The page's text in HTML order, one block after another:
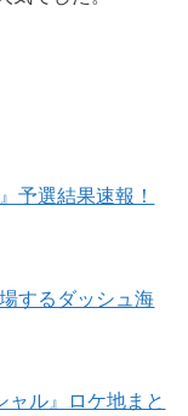
予選結果速報！
するダッシュ海
ャル』ロケ地まと